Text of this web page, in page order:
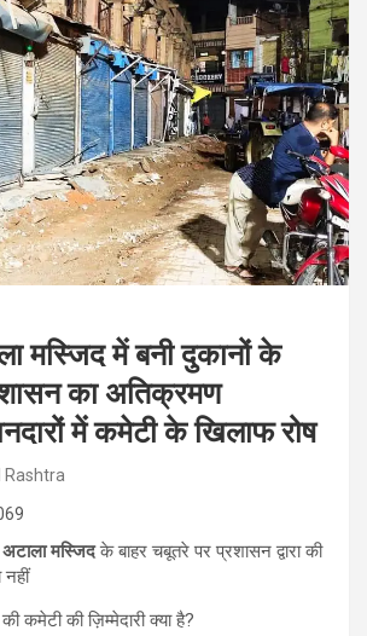
मस्जिद में बनी दुकानों के
का अतिक्रमण
में कमेटी के खिलाफ रोष
Rashtra
अटाला मस्जिदके बाहर चबूतरे पर प्रशासन द्वारा की
नहीं
कमेटी की ज़िम्मेदारी क्या है?